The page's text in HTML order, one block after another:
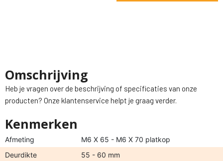
Omschrijving
Heb je vragen over de beschrijving of specificaties van onze
producten? Onze klantenservice helpt je graag verder.
Kenmerken
Afmeting
M6 X 65 - M6 X 70 platkop
Deurdikte
55 - 60 mm